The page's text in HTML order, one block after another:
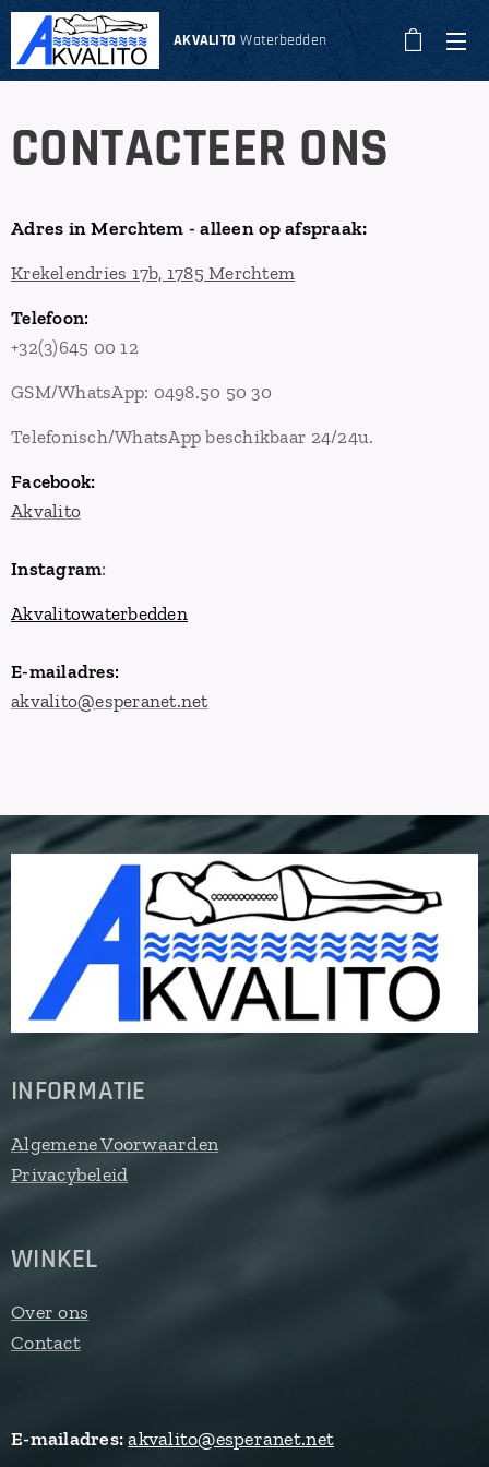
AKVALITO Waterbedden
CONTACTEER ONS
Adres in Merchtem - alleen op afspraak:
Krekelendries 17b, 1785 Merchtem
Telefoon:
+32(3)645 00 12
GSM/WhatsApp: 0498.50 50 30
Telefonisch/WhatsApp beschikbaar 24/24u.
Facebook:
Akvalito
Instagram:
Akvalitowaterbedden
E-mailadres:
akvalito@esperanet.net
INFORMATIE
Algemene Voorwaarden
Privacybeleid
WINKEL
Over ons
Contact
E-mailadres:akvalito@esperanet.net